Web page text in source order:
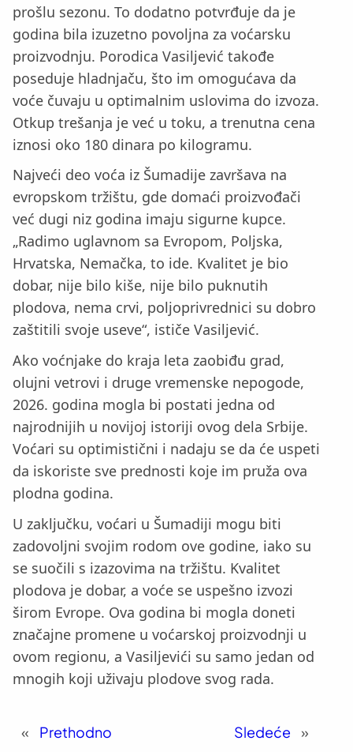
prošlu sezonu. To dodatno potvrđuje da je
godina bila izuzetno povoljna za voćarsku
proizvodnju. Porodica Vasiljević takođe
poseduje hladnjaču, što im omogućava da
voće čuvaju u optimalnim uslovima do izvoza.
Otkup trešanja je već u toku, a trenutna cena
iznosi oko 180 dinara po kilogramu.
Najveći deo voća iz Šumadije završava na
evropskom tržištu, gde domaći proizvođači
već dugi niz godina imaju sigurne kupce.
„Radimo uglavnom sa Evropom, Poljska,
Hrvatska, Nemačka, to ide. Kvalitet je bio
dobar, nije bilo kiše, nije bilo puknutih
plodova, nema crvi, poljoprivrednici su dobro
zaštitili svoje useve“, ističe Vasiljević.
Ako voćnjake do kraja leta zaobiđu grad,
olujni vetrovi i druge vremenske nepogode,
2026. godina mogla bi postati jedna od
najrodnijih u novijoj istoriji ovog dela Srbije.
Voćari su optimistični i nadaju se da će uspeti
da iskoriste sve prednosti koje im pruža ova
plodna godina.
U zaključku, voćari u Šumadiji mogu biti
zadovoljni svojim rodom ove godine, iako su
se suočili s izazovima na tržištu. Kvalitet
plodova je dobar, a voće se uspešno izvozi
širom Evrope. Ova godina bi mogla doneti
značajne promene u voćarskoj proizvodnji u
ovom regionu, a Vasiljevići su samo jedan od
mnogih koji uživaju plodove svog rada.
« Prethodno Sledeće »